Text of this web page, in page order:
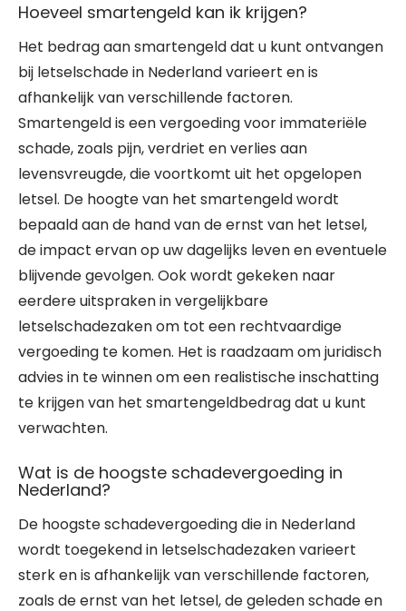
Hoeveel smartengeld kan ik krijgen?
Het bedrag aan smartengeld dat u kunt ontvangen
bij letselschade in Nederland varieert en is
afhankelijk van verschillende factoren.
Smartengeld is een vergoeding voor immateriële
schade, zoals pijn, verdriet en verlies aan
levensvreugde, die voortkomt uit het opgelopen
letsel. De hoogte van het smartengeld wordt
bepaald aan de hand van de ernst van het letsel,
de impact ervan op uw dagelijks leven en eventuele
blijvende gevolgen. Ook wordt gekeken naar
eerdere uitspraken in vergelijkbare
letselschadezaken om tot een rechtvaardige
vergoeding te komen. Het is raadzaam om juridisch
advies in te winnen om een realistische inschatting
te krijgen van het smartengeldbedrag dat u kunt
verwachten.
Wat is de hoogste schadevergoeding in
Nederland?
De hoogste schadevergoeding die in Nederland
wordt toegekend in letselschadezaken varieert
sterk en is afhankelijk van verschillende factoren,
zoals de ernst van het letsel, de geleden schade en